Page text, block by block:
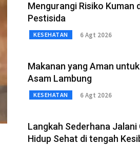
Mengurangi Risiko Kuman
Pestisida
KESEHATAN 6 Agt 2026
Makanan yang Aman
Asam Lambung
KESEHATAN 6 Agt 2026
Langkah Sederhana Jalani
Hidup Sehat di tengah